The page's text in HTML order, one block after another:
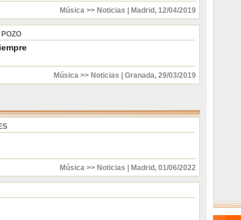
Música >> Noticias Madrid , 12/04/2019
Música >> Noticias Granada, 29/03/2019
Música >> Noticias Madrid , 01/06/2022